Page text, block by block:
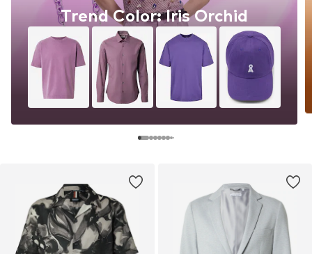
Trend Color: Iris Orchid